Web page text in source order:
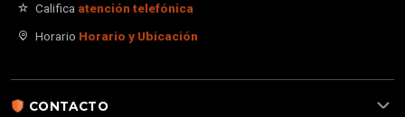
Califica atención telefónica
Horario Horario y Ubicación
CONTACTO